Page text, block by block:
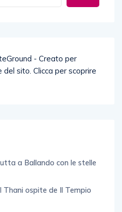
a Ballando con le stelle
Thani ospite de Il Tempio